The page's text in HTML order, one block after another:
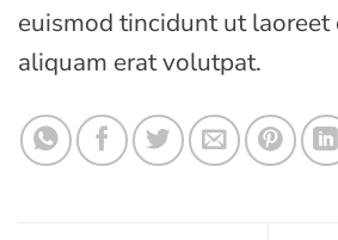
euismod tincidunt ut laoreet
aliquam erat volutpat.